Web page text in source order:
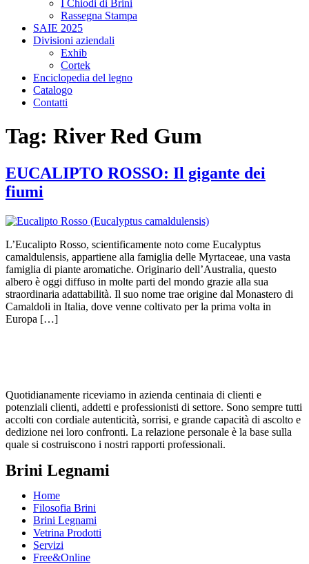
I Chiodi di Brini
Rassegna Stampa
SAIE 2025
Divisioni aziendali
Exhib
Cortek
Enciclopedia del legno
Catalogo
Contatti
Tag: River Red Gum
EUCALIPTO ROSSO: Il gigante dei
fiumi
L’Eucalipto Rosso, scientificamente noto come Eucalyptus
camaldulensis, appartiene alla famiglia delle Myrtaceae, una vasta
famiglia di piante aromatiche. Originario dell’Australia, questo
albero è oggi diffuso in molte parti del mondo grazie alla sua
straordinaria adattabilità. Il suo nome trae origine dal Monastero di
Camaldoli in Italia, dove venne coltivato per la prima volta in
Europa […]
Quotidianamente riceviamo in azienda centinaia di clienti e
potenziali clienti, addetti e professionisti di settore. Sono sempre tutti
accolti con cordiale autenticità, sorrisi, e grande capacità di ascolto e
dedizione nei loro confronti. La relazione personale è la base sulla
quale si costruiscono i nostri rapporti professionali.
Brini Legnami
Home
Filosofia Brini
Brini Legnami
Vetrina Prodotti
Servizi
Free&Online